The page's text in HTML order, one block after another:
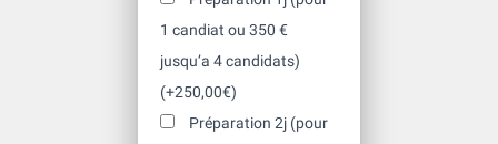
1 candiat ou 350 €
jusqu’a 4 candidats)
(+250,00€)
Préparation 2j (pour